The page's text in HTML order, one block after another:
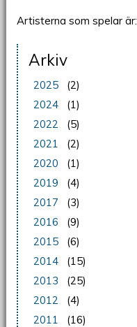
Artisterna som spelar är:
Arkiv
2025
(2)
2024
(1)
2022
(5)
2021
(2)
2020
(1)
2019
(4)
2017
(3)
2016
(9)
2015
(6)
2014
(15)
2013
(25)
2012
(4)
2011
(16)